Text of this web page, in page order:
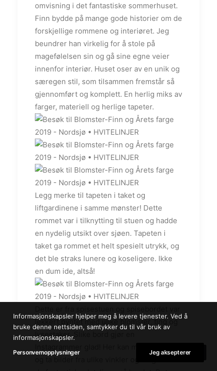
omvisning i det fantastiske sommerhuset.
Finn bydde på mange gode historier om de
forskjellige rommene og interiøret. Jeg
beundrer han virkelig for å stole på
magefølelsen sin og gå sine egne veier
innenfor interiør. Huset oser av en unik og
særegen stil, som tilsammen fremstår så
gjennomført og komplett. En herlig miks av
farger, materiell og herlige tapeter.
Legg merke til tapeten i taket og
liftgardinene i samme mønster! Dette
rommet var i tilknytting til stuen og hadde
en nydelig utsikt over sjøen. Tapeten i
taket ga rommet et helt spesielt utrykk, og
det ble straks lunere og koseligere. Ikke
en dum ide, altså!
lekkert pyntet med ulike blomster, ting og
lysestaker. Slike bord gjør en
Informasjonskapsler hjelper meg å levere tjenester. Ved å
bruke denne nettsiden, samtykker du til vår bruk av
informasjonskapsler.
Personvernopplysninger Jeg aksepterer